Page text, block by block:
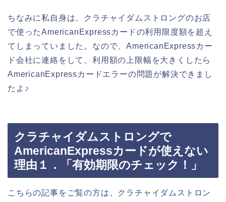
ちなみに私自身は、クラチャイダムストロングのお店
で使ったAmericanExpressカードの利用限度額を超え
てしまっていました。なので、AmericanExpressカー
ド会社に連絡をして、利用額の上限幅を大きくしたら
AmericanExpressカードエラーの問題が解決できまし
たよ♪
クラチャイダムストロングで
AmericanExpressカードが使えない
理由１．「有効期限のチェック！」
こちらの記事をご覧の方は、クラチャイダムストロン